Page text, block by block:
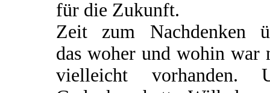
für die Zukunft.
Zeit zum Nachdenken
das woher und wohin war
vielleicht vorhanden.